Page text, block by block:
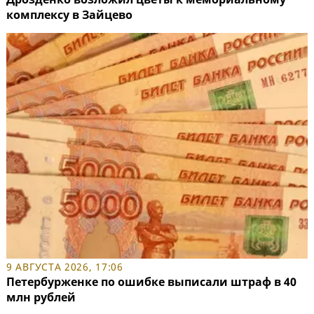
комплексу в Зайцево
9 АВГУСТА 2026, 17:06
Петербурженке по ошибке выписали штраф в 40
млн рублей